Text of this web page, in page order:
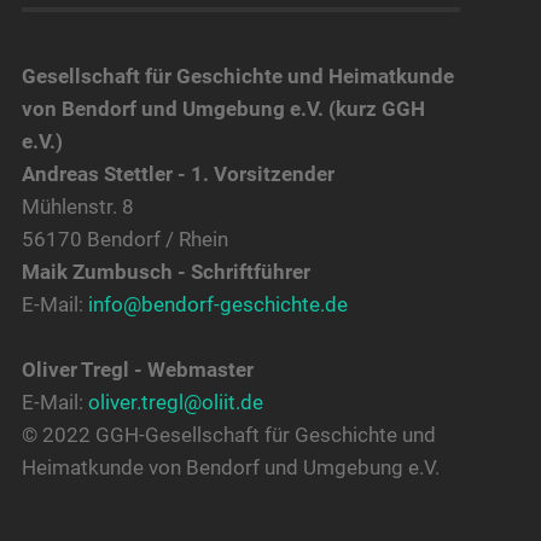
Gesellschaft für Geschichte und Heimatkunde
von Bendorf und Umgebung e.V. (kurz GGH
e.V.)
Andreas Stettler - 1. Vorsitzender
Mühlenstr. 8
56170 Bendorf / Rhein
Maik Zumbusch - Schriftführer
E-Mail: info@bendorf-geschichte.de
Oliver Tregl - Webmaster
E-Mail: oliver.tregl@oliit.de
© 2022 GGH-Gesellschaft für Geschichte und
Heimatkunde von Bendorf und Umgebung e.V.